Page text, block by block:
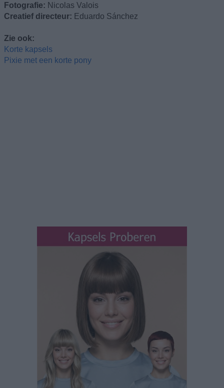
Fotografie: Nicolas Valois
Creatief directeur: Eduardo Sánchez
Zie ook:
Korte kapsels
Pixie met een korte pony